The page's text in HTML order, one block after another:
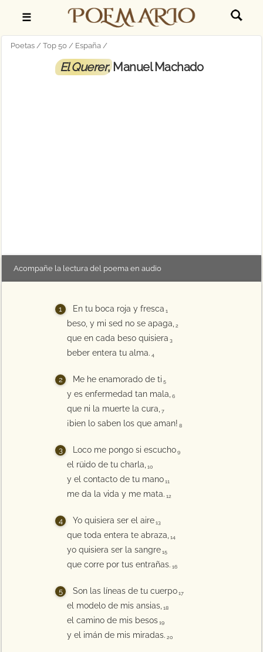
☰
Poetas Top 50 España
El Querer, Manuel Machado
Acompañe la lectura del poema en audio
En tu boca roja y fresca 1
beso, y mi sed no se apaga, 2
que en cada beso quisiera 3
beber entera tu alma. 4
Me he enamorado de ti 5
y es enfermedad tan mala, 6
que ni la muerte la cura, 7
¡bien lo saben los que aman! 8
Loco me pongo si escucho 9
el rüido de tu charla, 10
y el contacto de tu mano 11
me da la vida y me mata. 12
Yo quisiera ser el aire 13
que toda entera te abraza, 14
yo quisiera ser la sangre 15
que corre por tus entrañas. 16
Son las líneas de tu cuerpo 17
el modelo de mis ansias, 18
el camino de mis besos 19
y el imán de mis miradas. 20